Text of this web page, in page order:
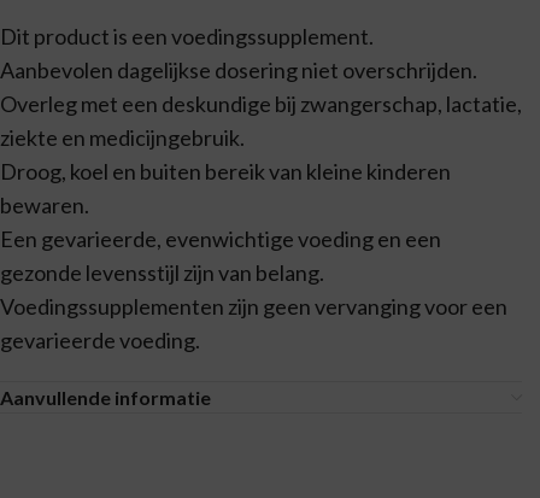
Dit product is een voedingssupplement.
Aanbevolen dagelijkse dosering niet overschrijden.
Overleg met een deskundige bij zwangerschap, lactatie,
ziekte en medicijngebruik.
Droog, koel en buiten bereik van kleine kinderen
bewaren.
Een gevarieerde, evenwichtige voeding en een
gezonde levensstijl zijn van belang.
Voedingssupplementen zijn geen vervanging voor een
gevarieerde voeding.
Aanvullende informatie